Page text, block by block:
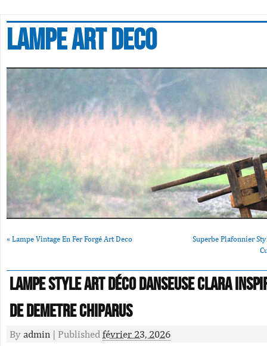
Lampe art deco
« Lampe Vintage En Fer Forgé Art Deco
Superbe Plafonnier
Lampe style art déco danseuse Clara
de Demetre Chiparus
By admin | Published février 23, 2026